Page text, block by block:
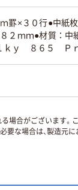
罫×３０行●中紙
２ｍｍ●材質：中
ｋｙ ８６５ Ｐ
場合がございます。
な場合は、製造元に